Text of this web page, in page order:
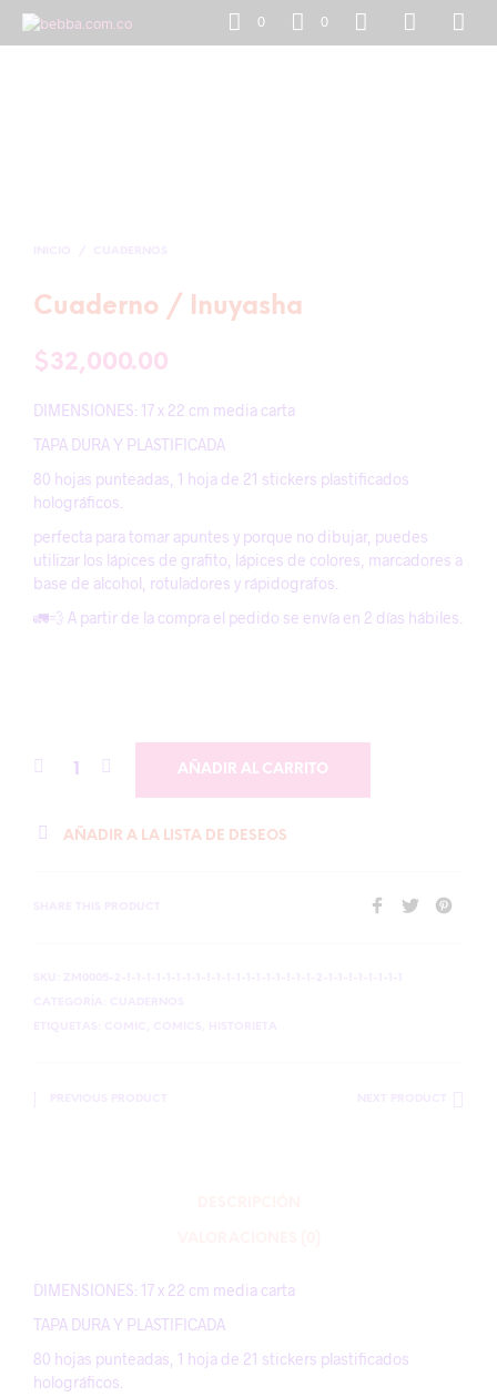
0 0
Cuaderno / Inuyasha
$32,000.00
DIMENSIONES: 17 x 22 cm media carta
TAPA DURA Y PLASTIFICADA
80 hojas punteadas, 1 hoja de 21 stickers plastificados
holográficos.
perfecta para tomar apuntes y porque no dibujar, puedes
utilizar los lápices de grafito, lápices de colores, marcadores a
base de alcohol, rotuladores y rápidografos.
🚛💨 A partir de la compra el pedido se envía en 2 días hábiles.
AÑADIR AL CARRITO
AÑADIR A LA LISTA DE DESEOS
DIMENSIONES: 17 x 22 cm media carta
TAPA DURA Y PLASTIFICADA
80 hojas punteadas, 1 hoja de 21 stickers plastificados
holográficos.